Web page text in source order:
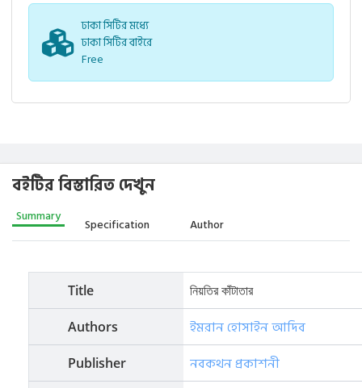
ঢাকা সিটির মধ্যে
ঢাকা সিটির বাইরে
Free
বইটির বিস্তারিত দেখুন
Summary Specification Author
Title নিয়তির কাঁটাতার
Authors ইমরান হোসাইন আদিব
Publisher নবকথন প্রকাশনী